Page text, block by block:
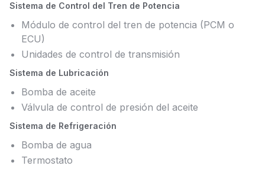
Sistema de Control del Tren de Potencia
Módulo de control del tren de potencia (PCM o
ECU)
Unidades de control de transmisión
Sistema de Lubricación
Bomba de aceite
Válvula de control de presión del aceite
Sistema de Refrigeración
Bomba de agua
Termostato